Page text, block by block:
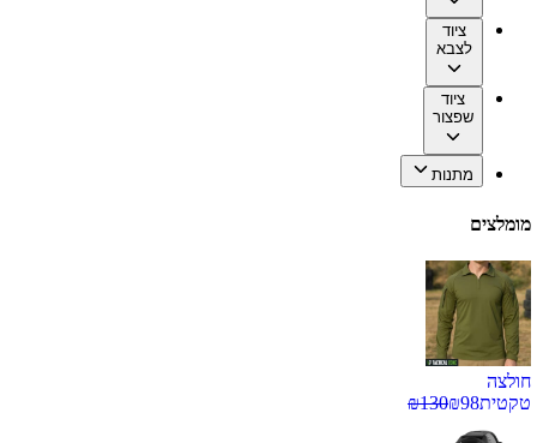
ציוד
לצבא
ציוד
שפצור
מתנות
מומלצים
חולצה
טקטית
₪98
₪130